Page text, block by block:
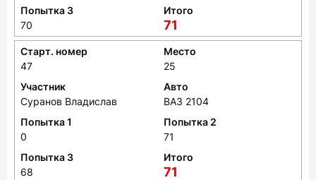
Попытка 3
70
Итого
71
Старт. номер
47
Место
25
Участник
Суранов Владислав
Авто
ВАЗ 2104
Попытка 1
0
Попытка 2
71
Попытка 3
68
Итого
71